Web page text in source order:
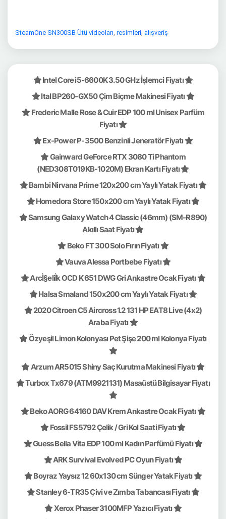
SteamOne SN300SB Ütü videoları, resimleri, alışveriş
Intel Core i5-6600K 3.50 GHz İşlemci Fiyatı
Ital BP260-GX50 Çim Biçme Makinesi Fiyatı
Frederic Malle Rose & Cuir EDP 100 ml Unisex Parfüm
Fiyatı
Ex-Power P-3500 Benzinli Jeneratör Fiyatı
Gainward GeForce RTX 3080 Ti Phantom
(NED308T019KB-1020M) Ekran Kartı Fiyatı
Bambi Nirvana Prime 120x200 cm Yaylı Yatak Fiyatı
Homedora Store 150x200 cm Yaylı Yatak Fiyatı
Samsung Galaxy Watch 4 Classic (46mm) (SM-R890)
Akıllı Saat Fiyatı
Beko FT 300 Solo Fırın Fiyatı
Vauva Alessa Portbebe Fiyatı
ArcÌ§eliÌk OCD K 651 DWG Gri Ankastre Ocak Fiyatı
Halsa Smaland 150x200 cm Yaylı Yatak Fiyatı
2020 Citroen C5 Aircross 1.2 131 HP EAT8 Live (4x2)
Araba Fiyatı
Özyeşil Limon Kolonyası Pet Şişe 200 ml Kolonya Fiyatı
Arzum AR5015 Shiny Saç Kurutma Makinesi Fiyatı
Turbox Tx679 (ATM9921131) Masaüstü Bilgisayar Fiyatı
Beko AORG 64160 DAV Krem Ankastre Ocak Fiyatı
Fossil FS5792 Çelik / Gri Kol Saati Fiyatı
Guess Bella Vita EDP 100 ml Kadın Parfümü Fiyatı
ARK Survival Evolved PC Oyun Fiyatı
Boyraz Yaysız 12 60x130 cm Sünger Yatak Fiyatı
Stanley 6-TR35 Çivi ve Zımba Tabancası Fiyatı
Xerox Phaser 3100MFP Yazıcı Fiyatı